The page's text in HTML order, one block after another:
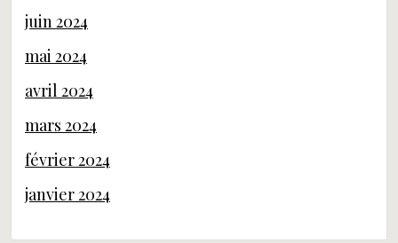
juin 2024
mai 2024
avril 2024
mars 2024
février 2024
janvier 2024